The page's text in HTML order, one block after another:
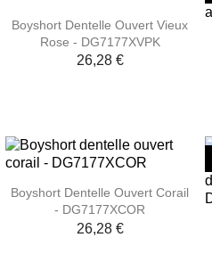
Boyshort Dentelle Ouvert Vieux
Rose - DG7177XVPK
26,28 €
Boyshort Dentelle Ouvert Corail
- DG7177XCOR
26,28 €